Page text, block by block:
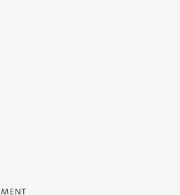
Duché de Luxembourg - Service